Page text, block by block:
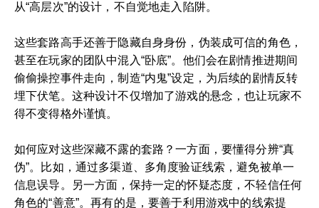
从“高层次”的设计，不自觉地走入陷阱。
这些套路高手还善于隐藏自身身份，伪装成可信的角色，
甚至在玩家的团队中混入“卧底”。他们会在剧情推进期间
偷偷操控事件走向，制造“内鬼”设定，为后续的剧情反转
埋下伏笔。这种设计不仅增加了游戏的悬念，也让玩家不
得不变得格外谨慎。
如何应对这些深藏不露的套路？一方面，要懂得分辨“真
伪”。比如，通过多渠道、多角度验证线索，避免被单一
信息误导。另一方面，保持一定的怀疑态度，不轻信任何
角色的“善意”。再有的是，要善于利用游戏中的线索提